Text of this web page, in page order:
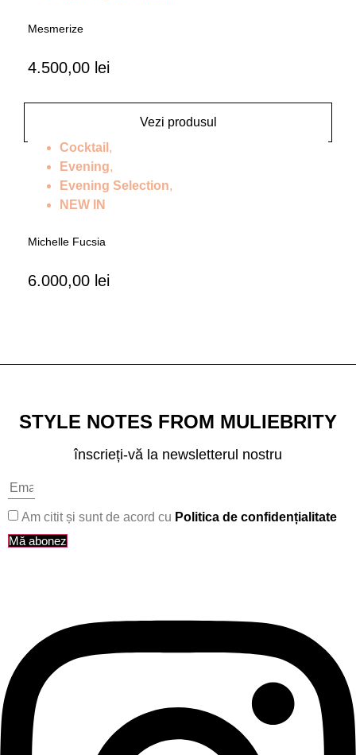
Mesmerize
4.500,00 lei
Vezi produsul
Cocktail ,
Evening,
Evening Selection,
NEW IN
Michelle Fucsia
6.000,00 lei
STYLE NOTES FROM MULIEBRITY
înscrieți-vă la newsletterul nostru
Am citit și sunt de acord cu Politica de confidențialitate
Mă abonez